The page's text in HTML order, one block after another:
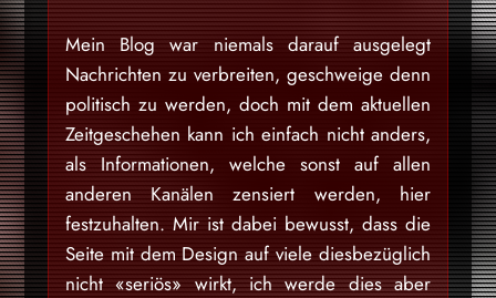
Mein Blog war niemals darauf ausgelegt
Nachrichten zu verbreiten, geschweige denn
politisch zu werden, doch mit dem aktuellen
Zeitgeschehen kann ich einfach nicht anders,
als Informationen, welche sonst auf allen
anderen Kanälen zensiert werden, hier
festzuhalten. Mir ist dabei bewusst, dass die
Seite mit dem Design auf viele diesbezüglich
nicht «seriös» wirkt, ich werde dies aber